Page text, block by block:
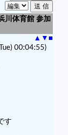
川体育館 参加
▲ ▼ ■
00:04:55)
す